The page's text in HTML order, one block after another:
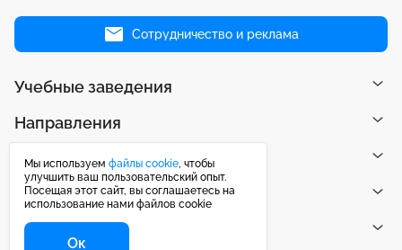
Сотрудничество и реклама
Учебные заведения
Направления
Рейтинги
Публикации
Центр поддержки
Мы используем файлы cookie, чтобы
улучшить ваш пользовательский опыт.
Посещая этот сайт, вы соглашаетесь на
использование нами файлов cookie
Ок